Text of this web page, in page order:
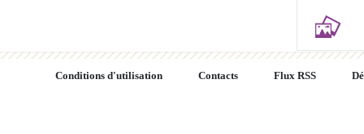
Conditions d'utilisation Contacts Flux RSS